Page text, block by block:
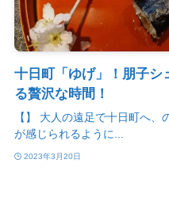
十日町「ゆげ」！朋子シ
る贅沢な時間！
【】 大人の遠足で十日町へ
が感じられるように...
2023年3月20日